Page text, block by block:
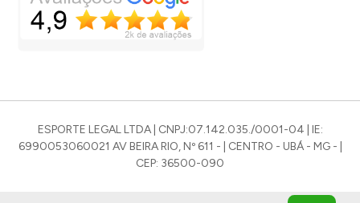
ESPORTE LEGAL LTDA | CNPJ:07.142.035./0001-04 | IE:
6990053060021 AV BEIRA RIO, Nº 611 - | CENTRO - UBÁ - MG - |
CEP: 36500-090